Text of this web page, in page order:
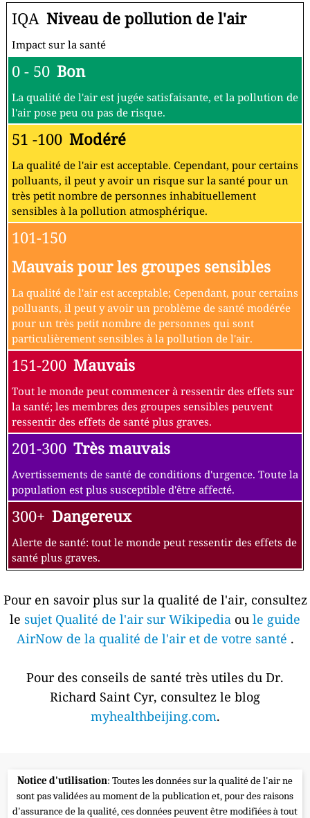
IQA Niveau de pollution de l'air
Impact sur la santé
0 - 50 Bon
La qualité de l'air est jugée satisfaisante, et la pollution de
l'air pose peu ou pas de risque.
51 -100 Modéré
La qualité de l'air est acceptable. Cependant, pour certains
polluants, il peut y avoir un risque sur la santé pour un
très petit nombre de personnes inhabituellement
sensibles à la pollution atmosphérique.
101-150
Mauvais pour les groupes sensibles
La qualité de l'air est acceptable; Cependant, pour certains
polluants, il peut y avoir un problème de santé modérée
pour un très petit nombre de personnes qui sont
particulièrement sensibles à la pollution de l'air.
151-200 Mauvais
Tout le monde peut commencer à ressentir des effets sur
la santé; les membres des groupes sensibles peuvent
ressentir des effets de santé plus graves.
201-300 Très mauvais
Avertissements de santé de conditions d'urgence. Toute la
population est plus susceptible d'être affecté.
300+ Dangereux
Alerte de santé: tout le monde peut ressentir des effets de
santé plus graves.
Pour en savoir plus sur la qualité de l'air, consultez
le sujet Qualité de l'air sur Wikipedia ou le guide
AirNow de la qualité de l'air et de votre santé .
Pour des conseils de santé très utiles du Dr.
Richard Saint Cyr, consultez le blog
myhealthbeijing.com.
Notice d'utilisation: Toutes les données sur la qualité de l'air ne
sont pas validées au moment de la publication et, pour des raisons
d'assurance de la qualité, ces données peuvent être modifiées à tout